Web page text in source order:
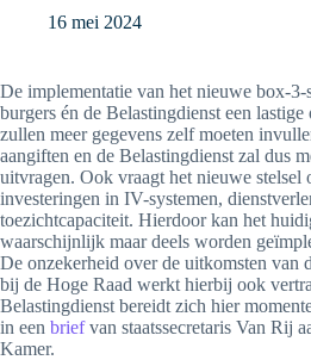
16 mei 2024
De implementatie van het nieuwe box-
burgers én de Belastingdienst een
zullen meer gegevens zelf moeten
aangiften en de Belastingdienst zal dus
uitvragen. Ook vraagt het nieuwe stelsel
investeringen in IV-systemen,
toezichtcapaciteit. Hierdoor kan het
waarschijnlijk maar deels worden
De onzekerheid over de uitkomsten van
bij de Hoge Raad werkt hierbij ook
Belastingdienst bereidt zich hier
in een briefvan staatssecretaris Van Rij
Kamer.